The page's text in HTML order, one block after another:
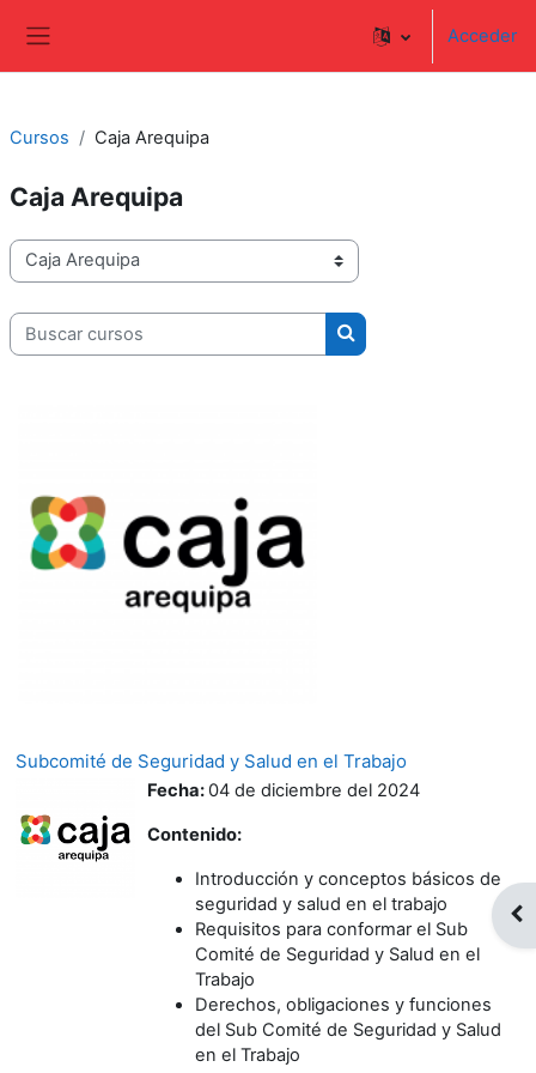
Acceder
Cursos Caja Arequipa
Caja Arequipa
Categorías
Buscar cursos
Buscar cursos
Subcomité de Seguridad y Salud en el Trabajo
Fecha:04 de diciembre del 2024
Contenido:
Introducción y conceptos básicos de
seguridad y salud en el trabajo
Requisitos para conformar el Sub
Comité de Seguridad y Salud en el
Trabajo
Derechos, obligaciones y funciones
del Sub Comité de Seguridad y Salud
en el Trabajo